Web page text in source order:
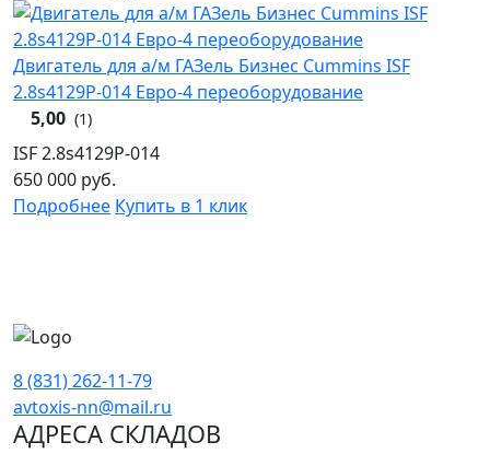
Двигатель для а/м ГАЗель Бизнес Cummins ISF
2.8s4129P-014 Евро-4 переоборудование
5,00 (1)
ISF 2.8s4129P-014
650 000 руб.
Подробнее Купить в 1 клик
8 (831) 262-11-79
avtoxis-nn@mail.ru
АДРЕСА СКЛАДОВ